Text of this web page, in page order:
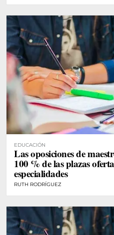
EDUCACIÓN
Las oposiciones de
100 % de las plazas
especialidades
RUTH RODRÍGUEZ